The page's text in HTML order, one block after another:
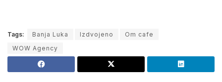
Tags: Banja Luka Izdvojeno
Om cafe
WOW Agency